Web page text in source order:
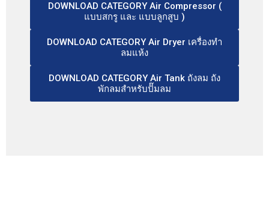
DOWNLOAD CATEGORY Air Compressor (
แบบสกรู และ แบบลูกสูบ )
DOWNLOAD CATEGORY Air Dryer เครื่องทำ
ลมแห้ง
DOWNLOAD CATEGORY Air Tank ถังลม ถัง
พักลมสำหรับปั๊มลม